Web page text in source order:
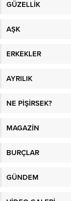
GÜZELLİK
AŞK
ERKEKLER
AYRILIK
NE PİŞİRSEK?
MAGAZİN
BURÇLAR
GÜNDEM